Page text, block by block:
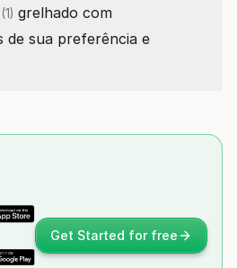
(1) grelhado com
de sua preferência e
Get Started for free